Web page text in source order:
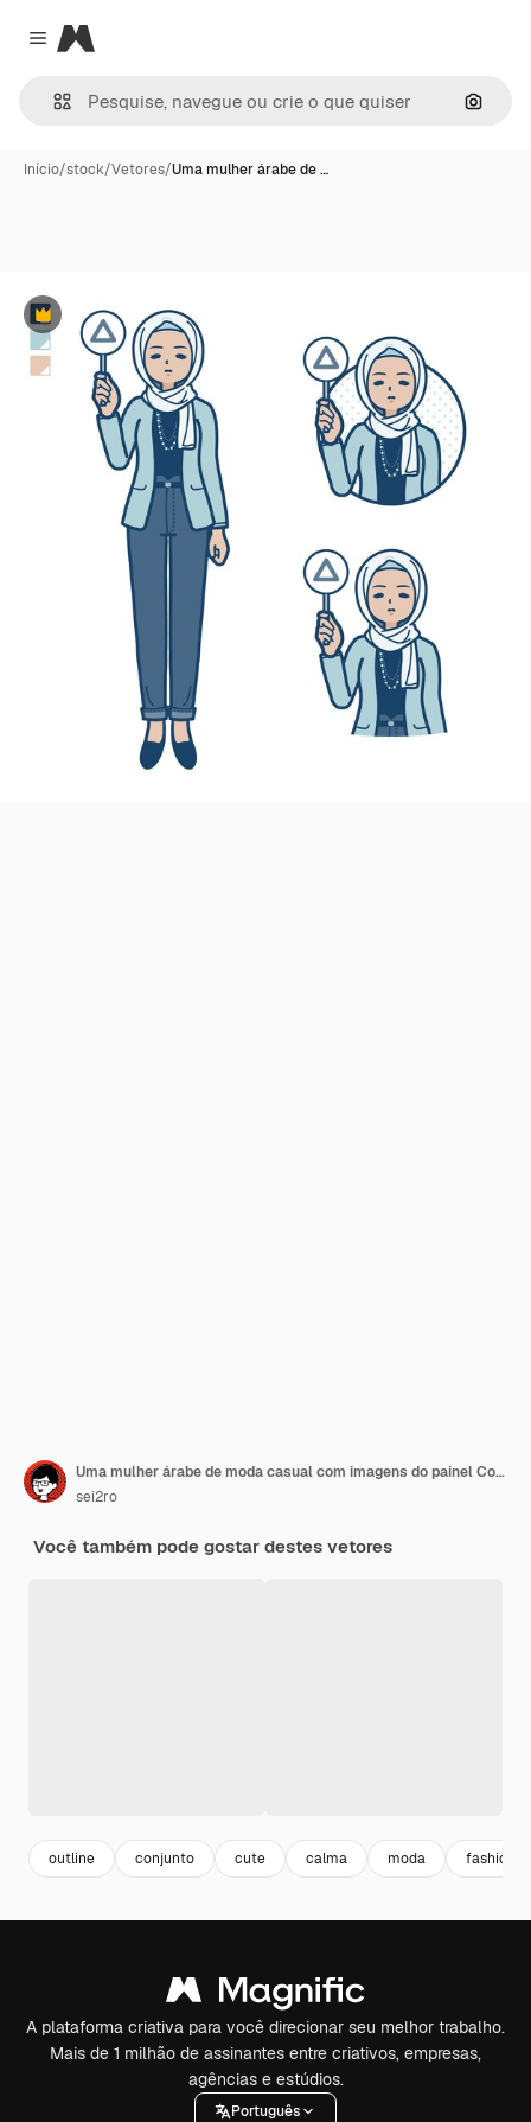
Close menu
Magnific
Início/stock/Vetores/Uma mulher árabe de …
Premium
Uma mulher árabe de moda casual com imagens do painel Coloque um triângulo
sei2ro
Você também pode gostar destes vetores
outline conjunto cute calma moda fashion
A plataforma criativa para você direcionar seu melhor trabalho.
Mais de 1 milhão de assinantes entre criativos, empresas,
agências e estúdios.
Português